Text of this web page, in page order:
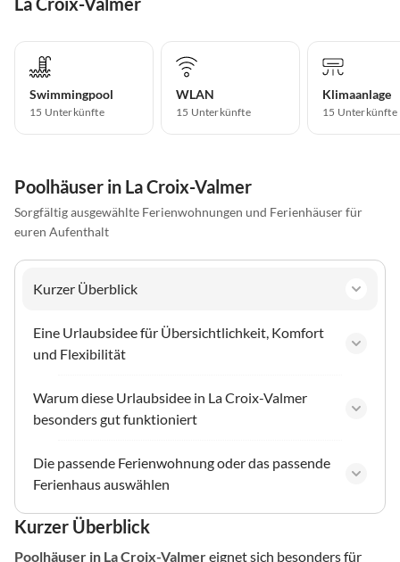
Swimmingpool
15 Unterkünfte
WLAN
15 Unterkünfte
Klimaanlage
15 Unterkünfte
Poolhäuser in La Croix-Valmer
Sorgfältig ausgewählte Ferienwohnungen und Ferienhäuser für
euren Aufenthalt
Kurzer Überblick
Eine Urlaubsidee für Übersichtlichkeit, Komfort
und Flexibilität
Warum diese Urlaubsidee in La Croix-Valmer
besonders gut funktioniert
Die passende Ferienwohnung oder das passende
Ferienhaus auswählen
Kurzer Überblick
Poolhäuser in La Croix-Valmereignet sich besonders für